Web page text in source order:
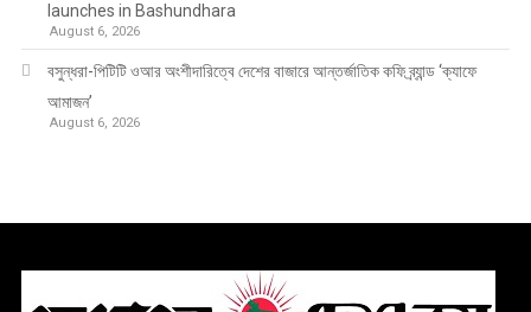
launches in Bashundhara
August 6, 2026
বসুন্ধরা-পিটিটি ওআর অংশীদারিত্বে দেশের বাজারে আন্তর্জাতিক কফি ব্র্যান্ড ‘ক্যাফে
আমাজন’
August 6, 2026